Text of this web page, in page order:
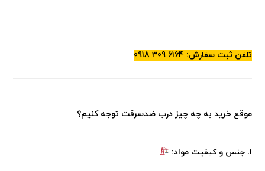
تلفن ثبت سفارش: 6164 309 0918
موقع خرید به چه چیز درب ضدسرقت توجه کنیم؟
۱. جنس و کیفیت مواد: